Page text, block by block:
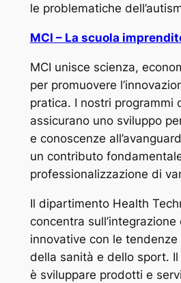
le problematiche
MCI – La scuola
MCI unisce scienza,
per promuovere
pratica. I nostri programmi
assicurano uno sviluppo
e conoscenze
un contributo
professionalizzazione di
Il dipartimento Health
concentra
innovative con le
della sanità e dello sport.
è sviluppare prodotti e